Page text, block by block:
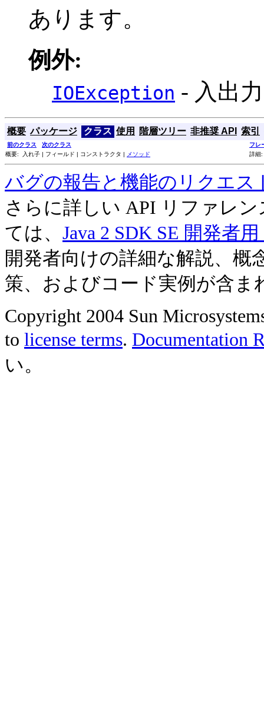
あります。
例外:
IOException - 入出
概要 パッケージ クラス 使用 階層ツリー 非推奨 API 索引
前のクラス 次のクラス
フレ
概要: 入れ子 | フィールド | コンストラクタ |
メソッド 詳細
バグの報告と機能のリクエス
さらに詳しい API リファレ
ては、 Java 2 SDK SE 開発者
開発者向けの詳細な解説、概
策、およびコード実例が含ま
Copyright 2004 Sun
to license terms. Documentation
い。